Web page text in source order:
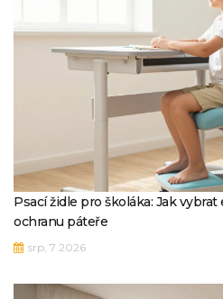
Psací židle pro školáka: Jak
ochranu páteře
srp, 7 2026